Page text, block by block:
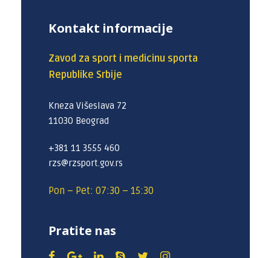
Kontakt informacije
Zavod za sport i medicinu sporta
Republike Srbije
Kneza Višeslava 72
11030 Beograd
+381 11 3555 460
rzs@rzsport.gov.rs
Pon – Pet: 07:30 – 15:30
Pratite nas